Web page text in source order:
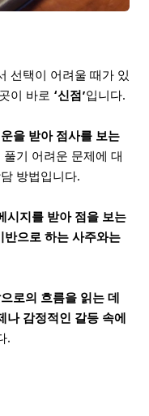
선택이 어려울 때가 있
이 바로 ‘신점’입니다.
을 받아 점사를 보는
기 어려운 문제에 대
방법입니다.
시지를 받아 점을 보는
으로 하는 사주와는
로의 흐름을 읽는 데
나 감정적인 갈등 속에
.